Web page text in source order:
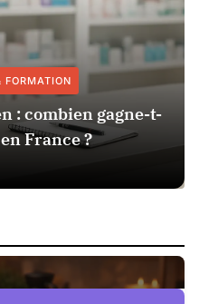
FORMATION
: combien gagne-t-
France ?